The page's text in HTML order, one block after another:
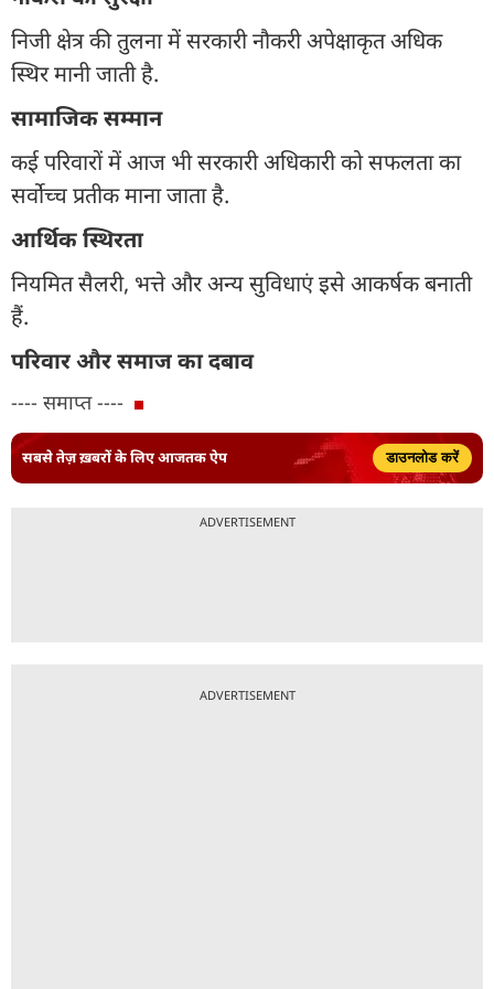
निजी क्षेत्र की तुलना में सरकारी नौकरी अपेक्षाकृत अधिक
स्थिर मानी जाती है.
सामाजिक सम्मान
कई परिवारों में आज भी सरकारी अधिकारी को सफलता का
सर्वोच्च प्रतीक माना जाता है.
आर्थिक स्थिरता
नियमित सैलरी, भत्ते और अन्य सुविधाएं इसे आकर्षक बनाती
हैं.
परिवार और समाज का दबाव
---- समाप्त ----
सबसे तेज़ ख़बरों के लिए आजतक ऐप डाउनलोड करें
ADVERTISEMENT
ADVERTISEMENT